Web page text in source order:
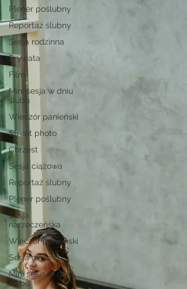
Plener poślubny
Reportaż ślubny
Sesja rodzinna
Prywata
Film
Mini sesja w dniu
ślubu
Wieczór panieński
Street photo
Chrzest
Sesja ciążowa
Reportaż ślubny
Plener poślubny
Sesja
narzeczeńska
Wieczór panieński
Sesja ciążowa
Mini sesja w dniu
ślubu